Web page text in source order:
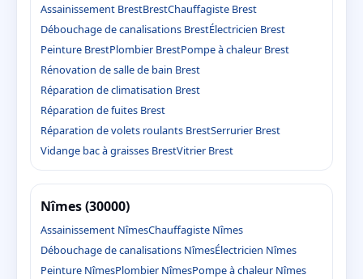
Assainissement BrestBrestChauffagiste Brest
Débouchage de canalisations BrestÉlectricien Brest
Peinture BrestPlombier BrestPompe à chaleur Brest
Rénovation de salle de bain Brest
Réparation de climatisation Brest
Réparation de fuites Brest
Réparation de volets roulants BrestSerrurier Brest
Vidange bac à graisses BrestVitrier Brest
Nîmes (30000)
Assainissement NîmesChauffagiste Nîmes
Débouchage de canalisations NîmesÉlectricien Nîmes
Peinture NîmesPlombier NîmesPompe à chaleur Nîmes